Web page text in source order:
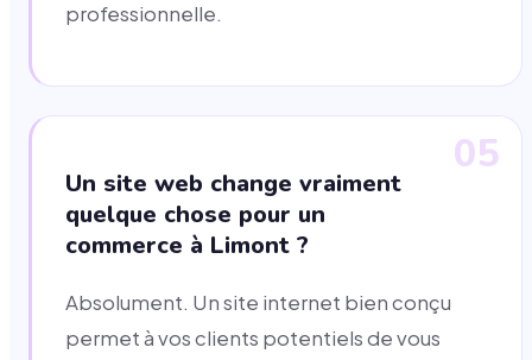
professionnelle.
05
Un site web change vraiment
quelque chose pour un
commerce à Limont ?
Absolument. Un site internet bien conçu
permet à vos clients potentiels de vous